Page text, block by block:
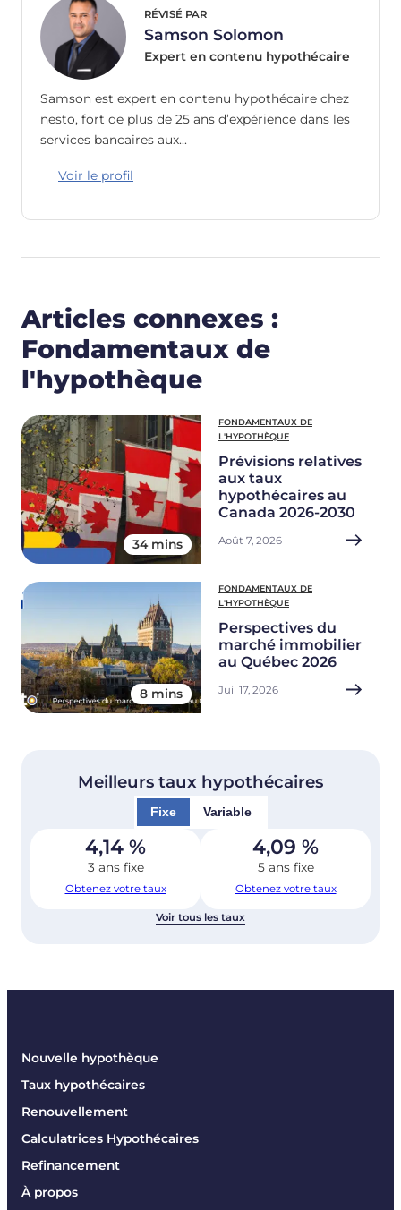
RÉVISÉ PAR
Samson Solomon
Expert en contenu hypothécaire
Samson est expert en contenu hypothécaire chez
nesto, fort de plus de 25 ans d’expérience dans les
services bancaires aux…
Voir le profil
Articles connexes :
Fondamentaux de
l'hypothèque
34 mins
FONDAMENTAUX DE
L'HYPOTHÈQUE
Prévisions relatives
aux taux
hypothécaires au
Canada 2026-2030
Août 7, 2026
8 mins
FONDAMENTAUX DE
L'HYPOTHÈQUE
Perspectives du
marché immobilier
au Québec 2026
Juil 17, 2026
Meilleurs taux hypothécaires
Fixe Variable
4,14 %
3 ans fixe
Obtenez votre taux
4,09 %
5 ans fixe
Obtenez votre taux
Voir tous les taux
Nouvelle hypothèque
Taux hypothécaires
Renouvellement
Calculatrices Hypothécaires
Refinancement
À propos